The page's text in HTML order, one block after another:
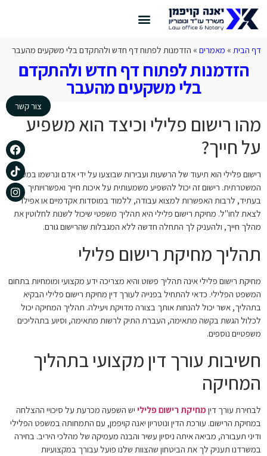
דף הבית » מאמרים » הזדמנות לפתוח דף חדש ולהתקדם בלי משקעים מהעבר
הזדמנות לפתוח דף חדש ולהתקדם
בלי משקעים מהעבר
מהו רישום פלילי וכיצד הוא משפיע
על חייך?
רישום פלילי הוא תיעוד של הרשעות ועבירות שבוצעו על ידי אדם ונרשמו במערכת
המשטרתית. רישום זה יכול להשפיע משמעותית על איכות חייך ואפשרויותיך
בעתיד, לרבות האפשרות למצוא עבודה, ללמוד במוסדות אקדמיים או אפילו
לצאת לחו"ל. מחיקת רישום פלילי היא תהליך משפטי שיכול לשנות לחלוטין את
מהלך חייך, ולהעניק לך התחלה חדשה ללא המגבלות שהרישום גורם.
תהליך מחיקת רישום פלילי
מחיקת רישום פלילי אינה תהליך פשוט והיא מצריכה ידע מקצועי ומומחיות בתחום
המשפט הפלילי. כדאי להתחיל בפנייה לעורך דין מחיקת רישום פלילי הבקיא
בתהליך, אשר יכול להנחות אותך בצורה מדויקת ויעילה. תהליך המחיקה יכול
לכלול הגשת בקשה מתאימה, העברת התיק לרשות מתאימה, וסיוע בתהליכים
משפטיים נוספים.
חשיבות עורך דין מקצועי בתהליך
המחיקה
לבחירת עורך דין מחיקת רישום פלילי יש השפעה מכרעת על סיכויי ההצלחה
במחיקת הרישום. עורכת הדין ונוטריון יאנה קויפמן, עם התמחותה במשפט הפלילי
ודיני תעבורה, מביאה איתה ניסיון עשיר והבנה מעמיקה של מהלכי היריב. בחירה
במשרדנו תעניק לך את הביטחון שהצוות שלנו פועל עבורך במקצועיות
צור קשר